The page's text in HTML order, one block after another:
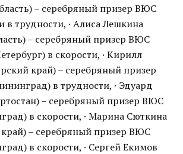
– серебряный призер ВЮС
в трудности, · Алиса Лешкина
– серебряный призер ВЮС
в скорости, · Кирилл
край) – серебряный призер
в трудности, · Эдуард
– серебряный призер ВЮС
в скорости, · Марина Сюткина
– серебряный призер ВЮС
в скорости, · Сергей Екимов